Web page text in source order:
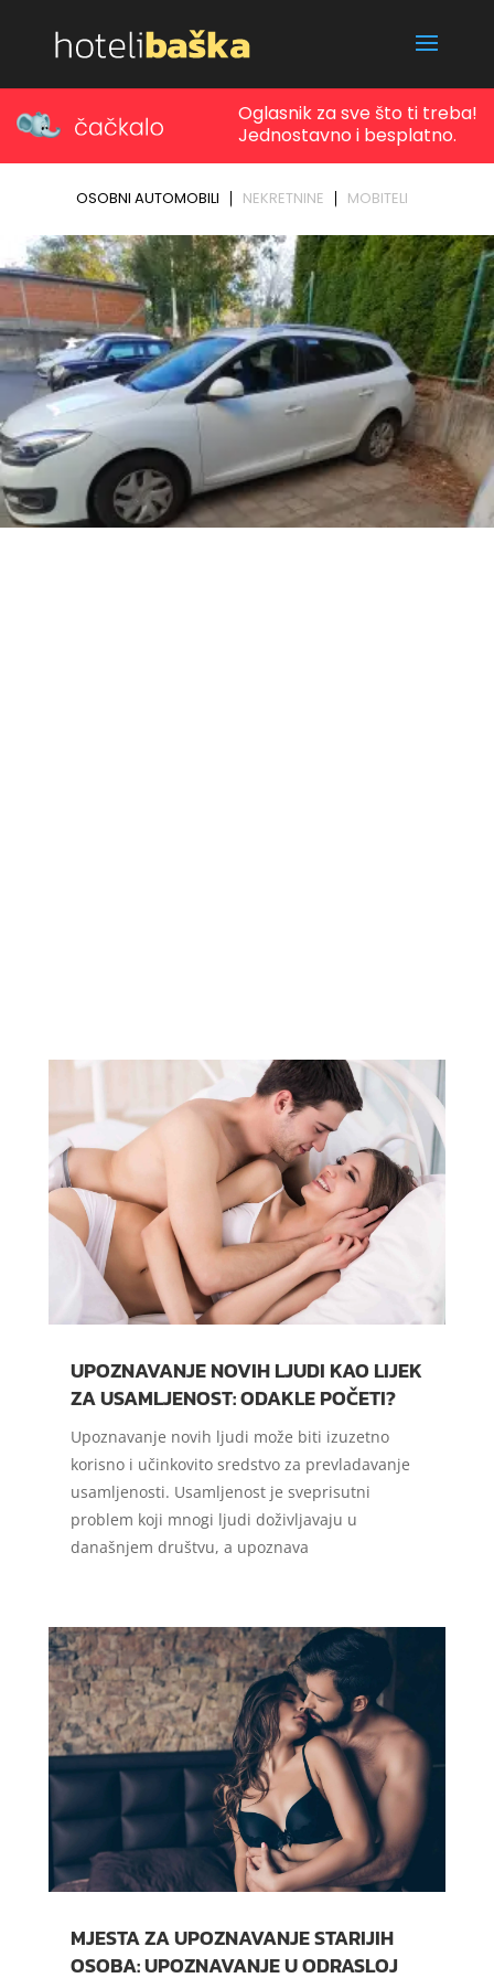
UPOZNAVANJE NOVIH LJUDI KAO LIJEK
ZA USAMLJENOST: ODAKLE POČETI?
Upoznavanje novih ljudi može biti izuzetno
korisno i učinkovito sredstvo za prevladavanje
usamljenosti. Usamljenost je sveprisutni
problem koji mnogi ljudi doživljavaju u
današnjem društvu, a upoznava
MJESTA ZA UPOZNAVANJE STARIJIH
OSOBA: UPOZNAVANJE U ODRASLOJ